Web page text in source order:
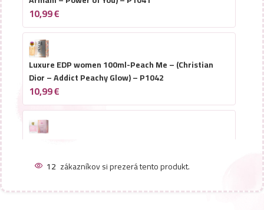
10,99€
Luxure EDP women 100ml-Peach Me – (Christian
Dior – Addict Peachy Glow) – P1042
10,99€
10,99€
12 zákazníkov si prezerá tento produkt.